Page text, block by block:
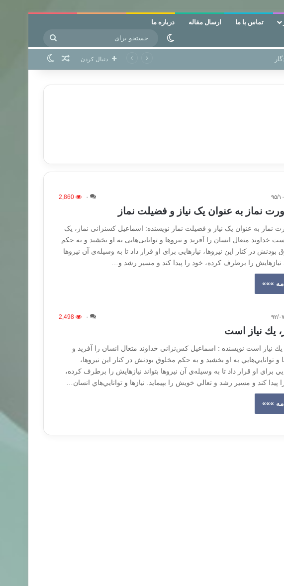
تماس با ما ارسال مقاله درباره ما
تغییر پوسته
برای دنبال کردن نوشته تصادفی
۳۰ ۰ 2,860
نماز به عنوان یک نیاز و فضیلت نماز
نماز به عنوان یک نیاز و فضیلت نماز نویسنده: اسماعیل کسنزانی نماز، یک
خداوند متعال انسان را آفرید و نیروها و توانایی‌هایی به او بخشید و به حکم
بودنش در کنار این نیروها، نیازهایی برای او قرار داد تا به وسیله‌ی آن نیروها
نیازهایش را برطرف کرده، خود را پیدا کند و مسیر رشد و…
»»»
۱۴ ۰ 2,498
يك نياز است
يك نياز است نویسنده : اسماعيل كس‌نزاني خداوند متعال انسان را آفريد و
و توانايي‌هايي به او بخشيد و به حكم مخلوق بودنش در كنار اين نيروها،
براي او قرار داد تا به وسيله‌ي آن نيروها بتواند نيازهايش را برطرف كرده،
پيدا كند و مسير رشد و تعالي خويش را بپيمايد. نيازها و توانايي‌هاي انسان…
»»»